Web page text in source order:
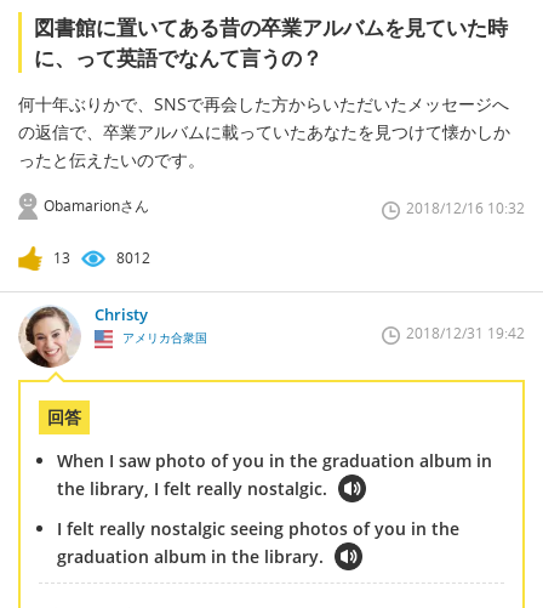
図書館に置いてある昔の卒業アルバムを見ていた時
に、って英語でなんて言うの？
何十年ぶりかで、SNSで再会した方からいただいたメッセージへ
の返信で、卒業アルバムに載っていたあなたを見つけて懐かしか
ったと伝えたいのです。
Obamarionさん 2018/12/16 10:32
13 8012
Christy
アメリカ合衆国 2018/12/31 19:42
回答
When I saw photo of you in the graduation album in
the library, I felt really nostalgic.
I felt really nostalgic seeing photos of you in the
graduation album in the library.